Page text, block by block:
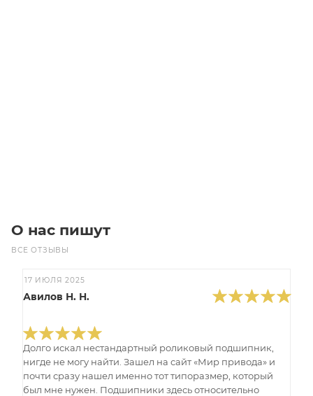
О нас пишут
ВСЕ ОТЗЫВЫ
17 ИЮЛЯ 2025
Авилов Н. Н.
Долго искал нестандартный роликовый подшипник,
нигде не могу найти. Зашел на сайт «Мир привода» и
почти сразу нашел именно тот типоразмер, который
был мне нужен. Подшипники здесь относительно